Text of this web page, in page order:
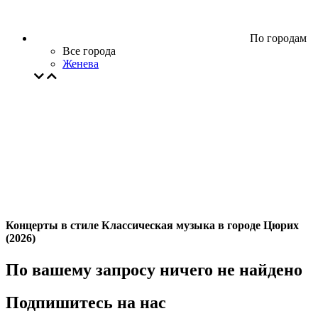
По городам
Все города
Женева
Концерты в стиле Классическая музыка в городе Цюрих
(2026)
По вашему запросу ничего не найдено
Подпишитесь на нас